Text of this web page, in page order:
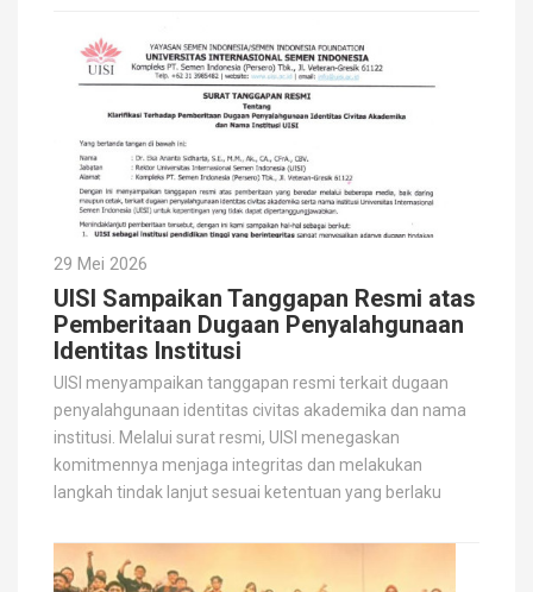
29 Mei 2026
UISI Sampaikan Tanggapan Resmi atas
Pemberitaan Dugaan Penyalahgunaan
Identitas Institusi
UISI menyampaikan tanggapan resmi terkait dugaan
penyalahgunaan identitas civitas akademika dan nama
institusi. Melalui surat resmi, UISI menegaskan
komitmennya menjaga integritas dan melakukan
langkah tindak lanjut sesuai ketentuan yang berlaku